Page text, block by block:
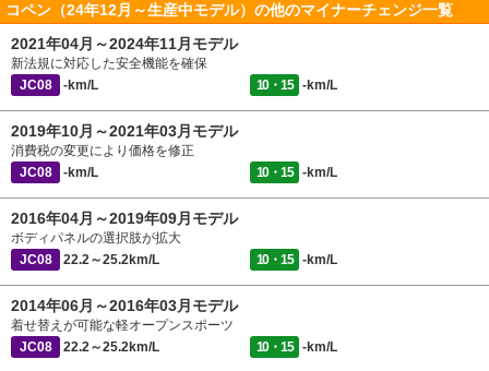
コペン（24年12月～生産中モデル）の他のマイナーチェンジ一覧
2021年04月～2024年11月モデル
新法規に対応した安全機能を確保
JC08
-km/L 10・15 -km/L
2019年10月～2021年03月モデル
消費税の変更により価格を修正
JC08
-km/L 10・15 -km/L
2016年04月～2019年09月モデル
ボディパネルの選択肢が拡大
JC08
22.2～25.2km/L 10・15 -km/L
2014年06月～2016年03月モデル
着せ替えが可能な軽オープンスポーツ
JC08
22.2～25.2km/L 10・15 -km/L